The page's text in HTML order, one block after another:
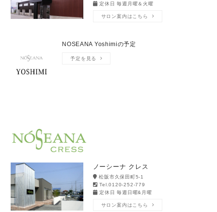
定休日 毎週月曜＆火曜
サロン案内はこちら
NOSEANA Yoshimiの予定
予定を見る
ノーシーナ クレス
松阪市久保田町5-1
Tel.0120-252-779
定休日 毎週日曜&月曜
サロン案内はこちら